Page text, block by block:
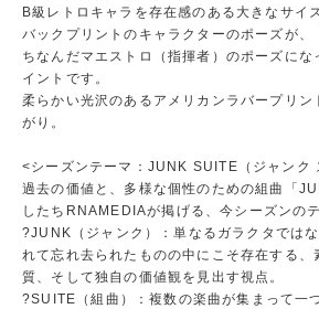
B級レトロキャラを存在感のある大きなサイ
バックプリントのキャラクターのポーズが、
ちなんだマエストロ（指揮者）のポーズにな
イントです。
柔らかい光沢のあるアメリカンラバープリン
がり。
<シーズンテーマ：JUNK SUITE（ジャンク
過去の価値と、多様な個性のための組曲「
したちRNAMEDIAが掲げる、今シーズンの
?JUNK（ジャンク）：単なるガラクタでは
れて忘れ去られたものの中にこそ存在する、
質、そして独自の価値観を見出す視点。
?SUITE（組曲）：複数の楽曲が集まって一